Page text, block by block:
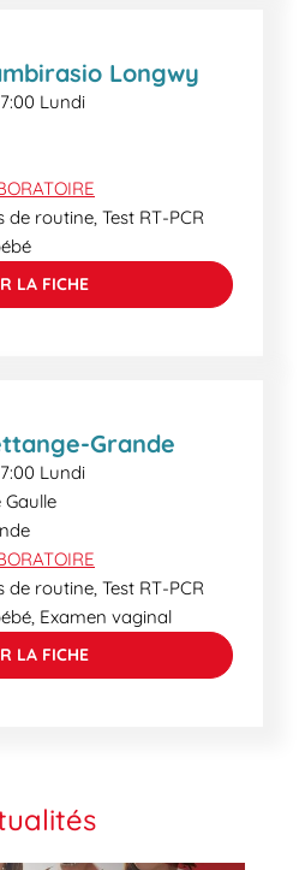
Longwy
Lundi
de routine, Test RT-PCR
LA FICHE
Grande
Lundi
Gaulle
de routine, Test RT-PCR
Examen vaginal
LA FICHE